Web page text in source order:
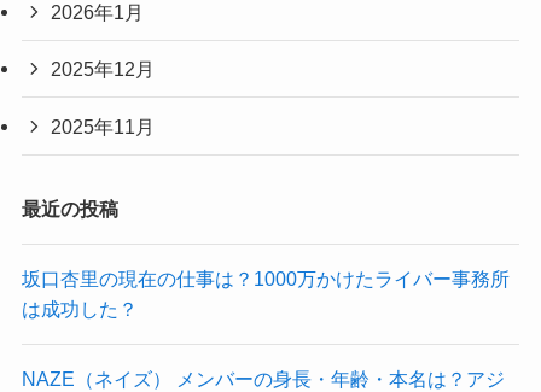
2026年1月
2025年12月
2025年11月
最近の投稿
坂口杏里の現在の仕事は？1000万かけたライバー事務所
は成功した？
NAZE（ネイズ） メンバーの身長・年齢・本名は？アジ